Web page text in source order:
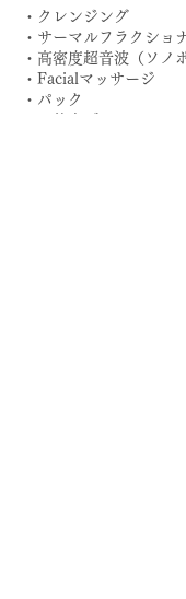
・クレンジング
・サーマルフラクショ
・高密度超音波（ソノ
・Facialマッサージ
・パック